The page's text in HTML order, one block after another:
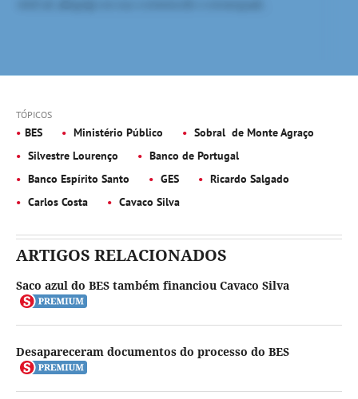
TÓPICOS
BES Ministério Público
Sobral de Monte Agraço
Silvestre Lourenço
Banco de Portugal
Banco Espírito Santo
GES
Ricardo Salgado
Carlos Costa
Cavaco Silva
ARTIGOS RELACIONADOS
Saco azul do BES também financiou Cavaco Silva
Desapareceram documentos do processo do BES